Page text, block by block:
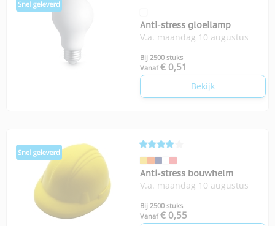
Anti-stress gloeilamp
V.a. maandag 10 augustus
Bij 2500 stuks
Vanaf € 0,51
Bekijk
Anti-stress bouwhelm
V.a. maandag 10 augustus
Bij 2500 stuks
Vanaf € 0,55